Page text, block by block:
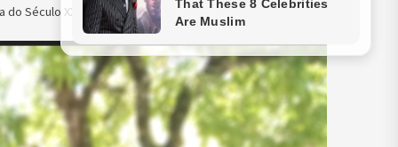
do Século XXI por Rodrigo Moreno